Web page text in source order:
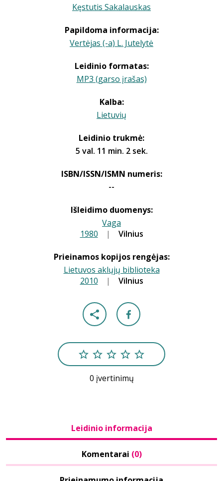
Kęstutis Sakalauskas
Papildoma informacija:
Vertėjas (-a) L. Jutelytė
Leidinio formatas:
MP3 (garso įrašas)
Kalba:
Lietuvių
Leidinio trukmė:
5 val. 11 min. 2 sek.
ISBN/ISSN/ISMN numeris:
--
Išleidimo duomenys:
Vaga
1980 | Vilnius
Prieinamos kopijos rengėjas:
Lietuvos aklųjų biblioteka
2010 | Vilnius
0 įvertinimų
Leidinio informacija
Komentarai (0)